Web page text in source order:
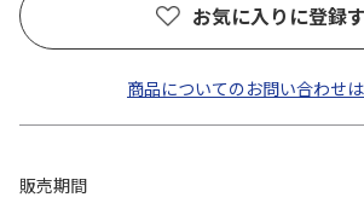
お気に入りに登録
商品についてのお問い合わせ
販売期間